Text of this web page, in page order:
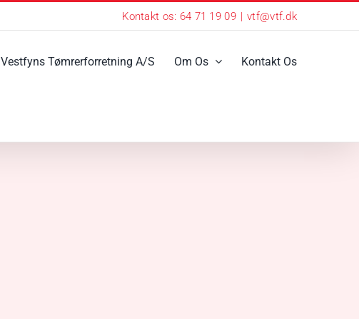
Kontakt os: 64 71 19 09 | vtf@vtf.dk
Vestfyns Tømrerforretning A/S Om Os Kontakt Os